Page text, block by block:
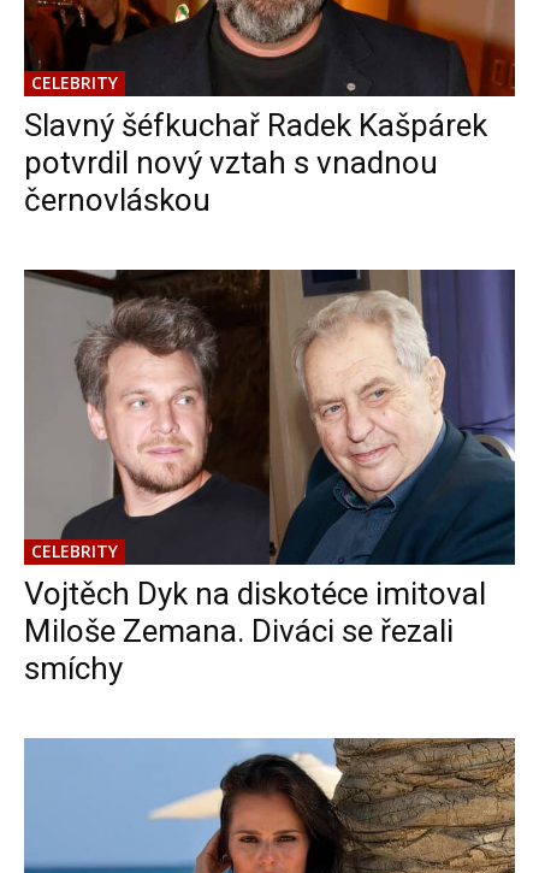
CELEBRITY
Slavný šéfkuchař Radek Kašpárek
potvrdil nový vztah s vnadnou
černovláskou
CELEBRITY
Vojtěch Dyk na diskotéce imitoval
Miloše Zemana. Diváci se řezali
smíchy